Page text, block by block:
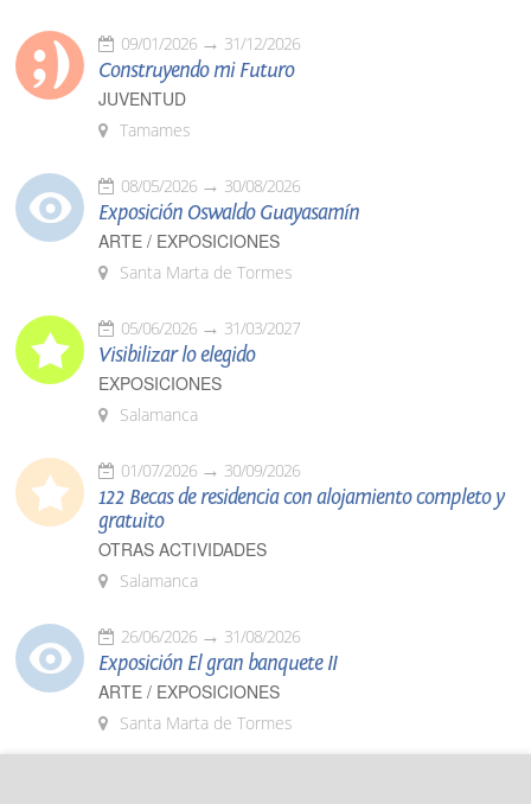
09/01/2026 31/12/2026
Construyendo mi Futuro
JUVENTUD
Tamames
08/05/2026 30/08/2026
Exposición Oswaldo Guayasamín
ARTE / EXPOSICIONES
Santa Marta de Tormes
05/06/2026 31/03/2027
Visibilizar lo elegido
EXPOSICIONES
Salamanca
01/07/2026 30/09/2026
122 Becas de residencia con alojamiento completo y
gratuito
OTRAS ACTIVIDADES
Salamanca
26/06/2026 31/08/2026
Exposición El gran banquete II
ARTE / EXPOSICIONES
Santa Marta de Tormes